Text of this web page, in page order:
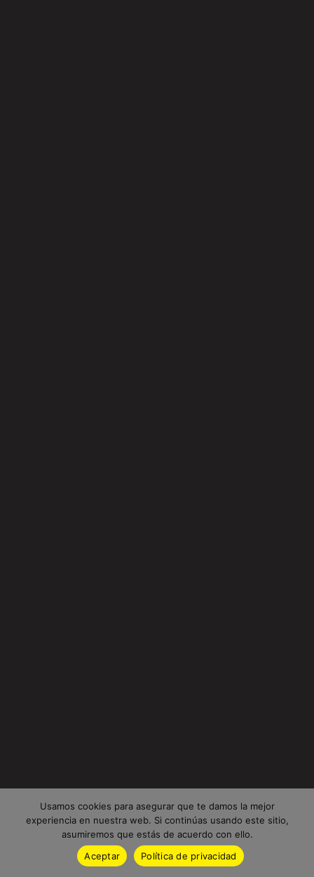
Usamos cookies para asegurar que te damos la mejor
experiencia en nuestra web. Si continúas usando este sitio,
asumiremos que estás de acuerdo con ello.
Aceptar
Política de privacidad